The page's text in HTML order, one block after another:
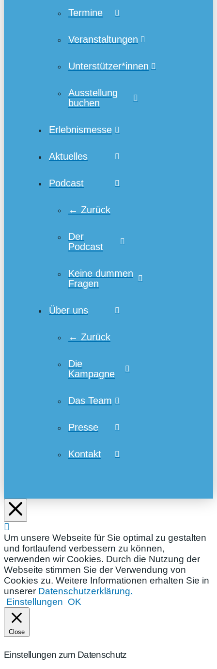
Termine
Veranstaltungen
Unterstützer*innen
Ausstellung
buchen
Erlebnismesse
Aktuelles
Podcast
← Zurück
Der
Podcast
Keine dummen
Fragen
Über uns
← Zurück
Die
Kampagne
Das Team
Presse
Kontakt
Um unsere Webseite für Sie optimal zu gestalten
und fortlaufend verbessern zu können,
verwenden wir Cookies. Durch die Nutzung der
Webseite stimmen Sie der Verwendung von
Cookies zu. Weitere Informationen erhalten Sie in
unserer Datenschutzerklärung.
Einstellungen OK
Close
Einstellungen zum Datenschutz